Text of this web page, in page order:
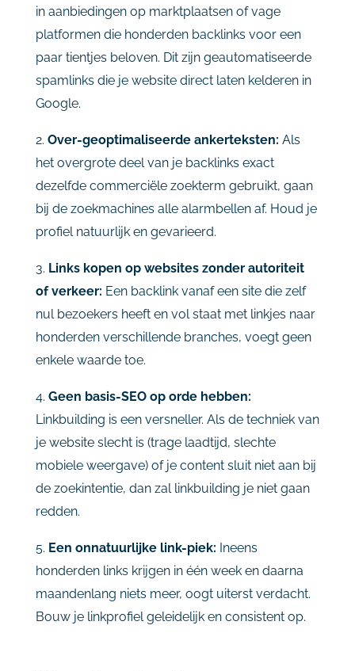
in aanbiedingen op marktplaatsen of vage
platformen die honderden backlinks voor een
paar tientjes beloven. Dit zijn geautomatiseerde
spamlinks die je website direct laten kelderen in
Google.
2. Over-geoptimaliseerde ankerteksten: Als
het overgrote deel van je backlinks exact
dezelfde commerciële zoekterm gebruikt, gaan
bij de zoekmachines alle alarmbellen af. Houd je
profiel natuurlijk en gevarieerd.
3. Links kopen op websites zonder autoriteit
of verkeer: Een backlink vanaf een site die zelf
nul bezoekers heeft en vol staat met linkjes naar
honderden verschillende branches, voegt geen
enkele waarde toe.
4. Geen basis-SEO op orde hebben:
Linkbuilding is een versneller. Als de techniek van
je website slecht is (trage laadtijd, slechte
mobiele weergave) of je content sluit niet aan bij
de zoekintentie, dan zal linkbuilding je niet gaan
redden.
5. Een onnatuurlijke link-piek: Ineens
honderden links krijgen in één week en daarna
maandenlang niets meer, oogt uiterst verdacht.
Bouw je linkprofiel geleidelijk en consistent op.